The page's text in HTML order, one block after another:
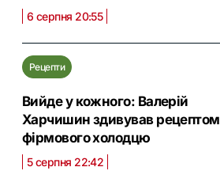
6 серпня 20:55
Рецепти
Вийде у кожного: Валерій
Харчишин здивував рецептом
фірмового холодцю
5 серпня 22:42